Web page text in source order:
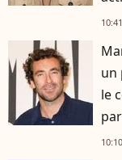
10:41
un
le
10:10